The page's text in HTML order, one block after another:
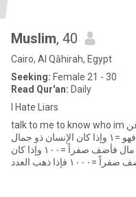
Muslim, 40
Cairo, Al Qāhirah, Egypt
Seeking: Female 21 - 30
Read Qur'an: Daily
I Hate Liars
talk to me to know who im سئل " الخوارزمي" عالم الرياضيات عن
الإنسان فأجاب إذا كان الإنسان ذو أخلاق فهو =١ ‏وإذا كان الإنسان ذو جمال
فأضف إلى الواحد صفراً =١٠ وإذا كان ذو مال فأضف صفراً =١٠٠ ‏وإذا كان